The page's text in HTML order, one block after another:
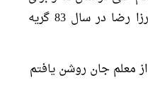
پدر بزرگوارم مرحوم حاج میرزا رضا در سال 83 گریه
از معلم جان روشن یافتم